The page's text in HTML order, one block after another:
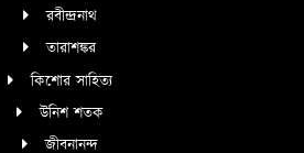
রবীন্দ্রনাথ
তারাশঙ্কর
কিশোর সাহিত্য
উনিশ শতক
জীবনানন্দ